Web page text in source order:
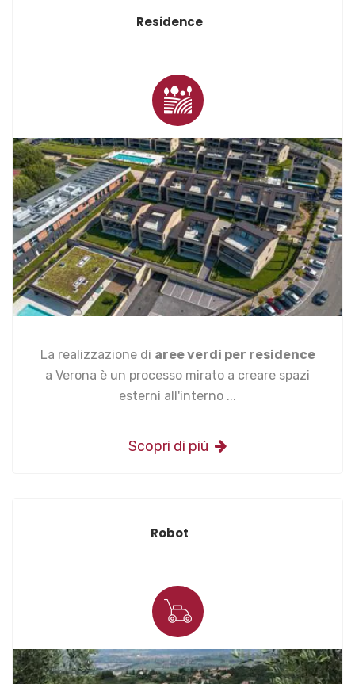
Residence
La realizzazione di aree verdi per residence
a Verona è un processo mirato a creare spazi
esterni all'interno ...
Scopri di più
Robot